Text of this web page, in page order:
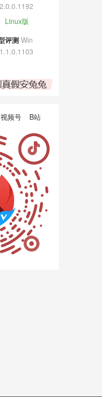
Linux版
评测 Win
视频号 B站